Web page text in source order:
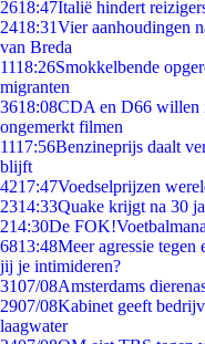
2618:47Italië hindert
2418:31Vier aanhoudingen
van Breda
1118:26Smokkelbende
migranten
3618:08CDA en D66 willen
ongemerkt filmen
1117:56Benzineprijs daalt
blijft
4217:47Voedselprijzen
2314:33Quake krijgt na 30
214:30De
6813:48Meer agressie tegen
jij je intimideren?
3107/08Amsterdams
2907/08Kabinet geeft
laagwater